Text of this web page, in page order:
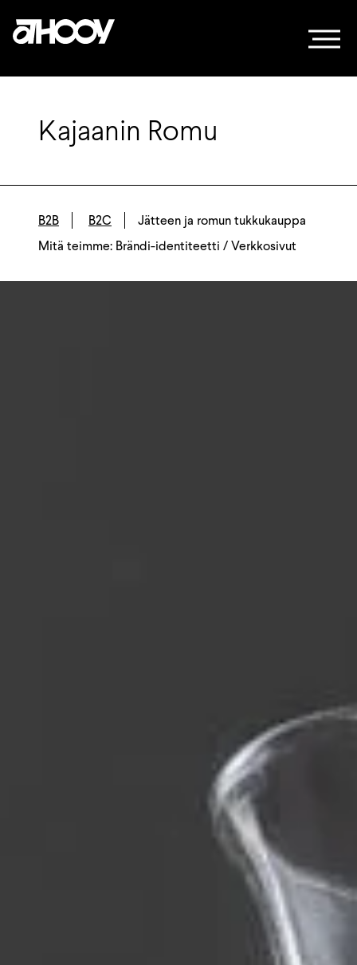
Kajaanin Romu
B2B B2C
Jätteen ja romun tukkukauppa
Mitä teimme: Brändi-identiteetti / Verkkosivut